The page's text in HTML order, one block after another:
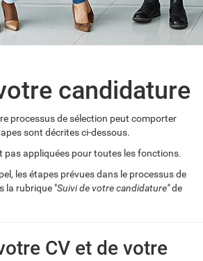
candidature
processus de sélection peut comporter
sont décrites ci-dessous.
pas appliquées pour toutes les fonctions.
les étapes prévues dans le processus de
la rubrique "Suivi de votre candidature"de
CV et de votre